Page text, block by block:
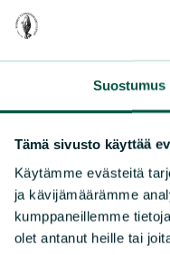
Suostumus
Tämä sivusto käyttää
Käytämme evästeitä
ja kävijämäärämme
kumppaneillemme
olet antanut heille tai